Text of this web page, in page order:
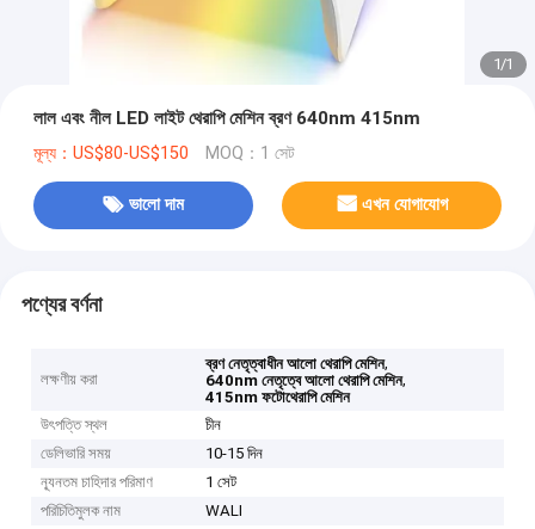
1/1
লাল এবং নীল LED লাইট থেরাপি মেশিন ব্রণ 640nm 415nm
মূল্য：US$80-US$150 MOQ：1 সেট
ভালো দাম এখন যোগাযোগ
পণ্যের বর্ণনা
লক্ষণীয় করা
ব্রণ নেতৃত্বাধীন আলো থেরাপি মেশিন,
640nm নেতৃত্বে আলো থেরাপি মেশিন,
415nm ফটোথেরাপি মেশিন
উৎপত্তি স্থল
চীন
ডেলিভারি সময়
10-15 দিন
ন্যূনতম চাহিদার পরিমাণ
1 সেট
পরিচিতিমুলক নাম
WALI